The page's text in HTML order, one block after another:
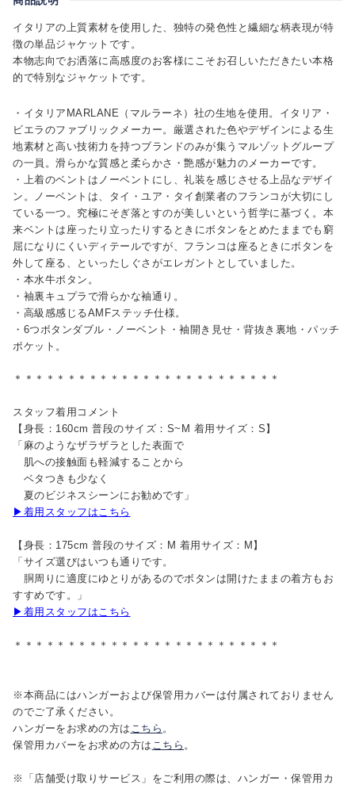
イタリアの上質素材を使用した、独特の発色性と繊細な柄表現が特
徴の単品ジャケットです。
本物志向でお洒落に高感度のお客様にこそお召しいただきたい本格
的で特別なジャケットです。
・イタリアMARLANE（マルラーネ）社の生地を使用。イタリア・
ビエラのファブリックメーカー。厳選された色やデザインによる生
地素材と高い技術力を持つブランドのみが集うマルゾットグループ
の一員。滑らかな質感と柔らかさ・艶感が魅力のメーカーです。
・上着のベントはノーベントにし、礼装を感じさせる上品なデザイ
ン。ノーベントは、タイ・ユア・タイ創業者のフランコが大切にし
ている一つ。究極にそぎ落とすのが美しいという哲学に基づく。本
来ベントは座ったり立ったりするときにボタンをとめたままでも窮
屈になりにくいディテールですが、フランコは座るときにボタンを
外して座る、といったしぐさがエレガントとしていました。
・本水牛ボタン。
・袖裏キュプラで滑らかな袖通り。
・高級感感じるAMFステッチ仕様。
・6つボタンダブル・ノーベント・袖開き見せ・背抜き裏地・パッチ
ポケット。
＊＊＊＊＊＊＊＊＊＊＊＊＊＊＊＊＊＊＊＊＊＊＊＊＊
スタッフ着用コメント
【身長：160cm 普段のサイズ：S~M 着用サイズ：S】
「麻のようなザラザラとした表面で
肌への接触面も軽減することから
ベタつきも少なく
夏のビジネスシーンにお勧めです」
▶着用スタッフはこちら
【身長：175cm 普段のサイズ：M 着用サイズ：M】
「サイズ選びはいつも通りです。
胴周りに適度にゆとりがあるのでボタンは開けたままの着方もお
すすめです。」
▶着用スタッフはこちら
＊＊＊＊＊＊＊＊＊＊＊＊＊＊＊＊＊＊＊＊＊＊＊＊＊
※本商品にはハンガーおよび保管用カバーは付属されておりません
のでご了承ください。
ハンガーをお求めの方は こちら 。
保管用カバーをお求めの方は こちら 。
※「店舗受け取りサービス」をご利用の際は、ハンガー・保管用カ